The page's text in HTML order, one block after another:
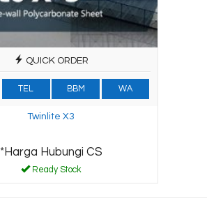
QUICK ORDER
TEL BBM WA
Twinlite X3
*Harga Hubungi CS
Ready Stock